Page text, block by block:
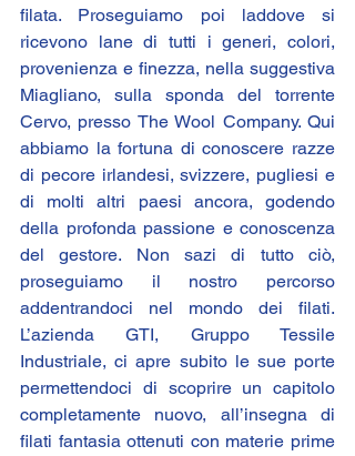
filata. Proseguiamo poi laddove si
ricevono lane di tutti i generi, colori,
provenienza e finezza, nella suggestiva
Miagliano, sulla sponda del torrente
Cervo, presso The Wool Company. Qui
abbiamo la fortuna di conoscere razze
di pecore irlandesi, svizzere, pugliesi e
di molti altri paesi ancora, godendo
della profonda passione e conoscenza
del gestore. Non sazi di tutto ciò,
proseguiamo il nostro percorso
addentrandoci nel mondo dei filati.
L’azienda GTI, Gruppo Tessile
Industriale, ci apre subito le sue porte
permettendoci di scoprire un capitolo
completamente nuovo, all’insegna di
filati fantasia ottenuti con materie prime